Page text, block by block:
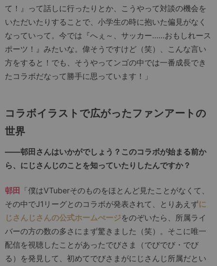
て！』って話しに行ったりとか、こうやって対談の機会を
いただいたりすることで、小学生の時に抱いた偏見がなく
なっていって。今では『へぇ～、サッカー……おもしれース
ポーツ！』みたいな。偉そうですけど（笑）、こんな言い
方をすると！でも、そうやってンゴの中では一番成長でき
たコラボだなって勝手に思っています！」
コラボイラストで広がったファンアートの
世界
――邨田さんはいかがでしょう？このコラボが始まる前か
ら、にじさんじのことを知っていたりしたんですか？
邨田 「僕はVTuberそのものをほとんど見たことがなくて、
その中でJ1リーグとのコラボが発表されて、とりあえずに
じさんじさんの公式ホームぺージをのぞいたら、所属ライ
バーの方の数の多さにまず驚きました（笑）。そこに唯一
配信を視聴したことがあったでびさま（でびでび・でび
る）を発見して、初めてでびさまがにじさんじ所属だとい